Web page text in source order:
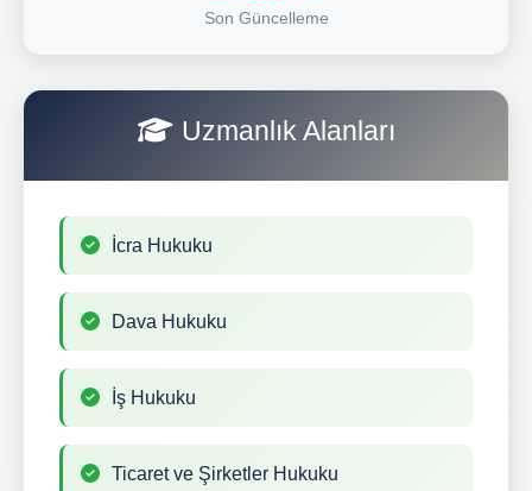
Son Güncelleme
Uzmanlık Alanları
İcra Hukuku
Dava Hukuku
İş Hukuku
Ticaret ve Şirketler Hukuku